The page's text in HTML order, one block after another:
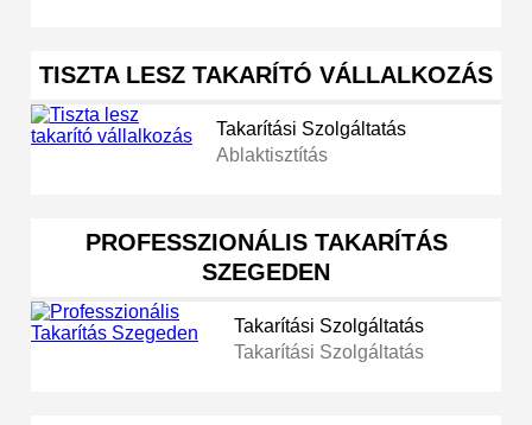
TISZTA LESZ TAKARÍTÓ VÁLLALKOZÁS
Takarítási Szolgáltatás
Ablaktisztítás
PROFESSZIONÁLIS TAKARÍTÁS
SZEGEDEN
Takarítási Szolgáltatás
Takarítási Szolgáltatás